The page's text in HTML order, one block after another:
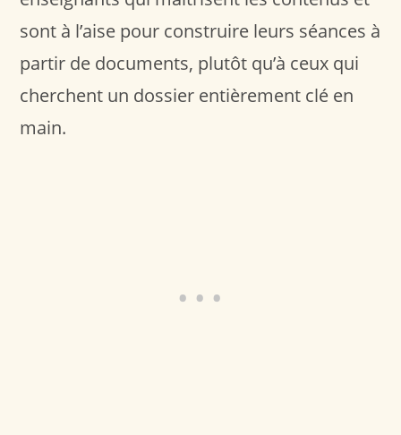
sont à l’aise pour construire leurs séances à
partir de documents, plutôt qu’à ceux qui
cherchent un dossier entièrement clé en
main.